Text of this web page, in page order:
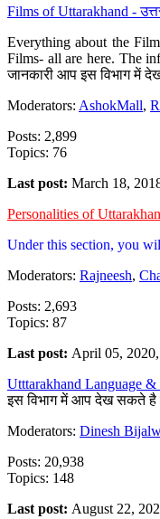
Films of Uttarakhand -
Everything about the
Films- all are here. The
जानकारी आप इस विभाग में
Moderators: AshokMall,
Posts: 2,899
Topics: 76
Last post: March 18,
Personalities of
Under this section, you
Moderators: Rajneesh,
Posts: 2,693
Topics: 87
Last post: April 05,
Utttarakhand Language &
इस विभाग में आप देख सकते है
Moderators: Dinesh
Posts: 20,938
Topics: 148
Last post: August 22,